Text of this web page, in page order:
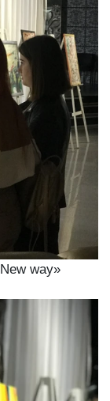
way»